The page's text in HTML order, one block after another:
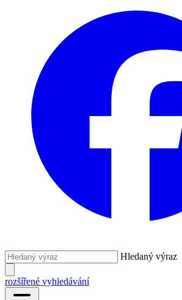
Hledaný výraz
rozšířené vyhledávání